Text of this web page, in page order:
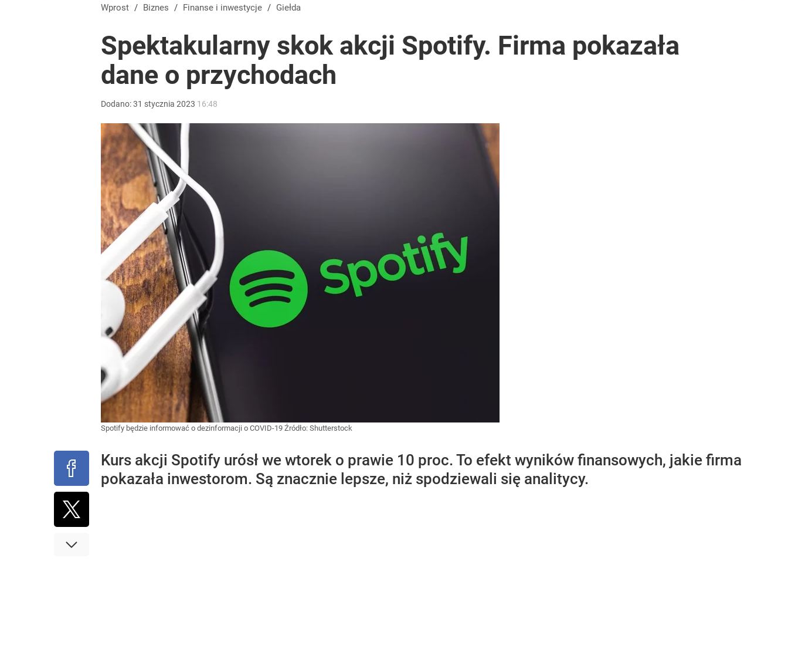
Wprost / Biznes / Finanse i inwestycje / Giełda
Spektakularny skok akcji Spotify. Firma pokazała
dane o przychodach
Dodano:31 stycznia 2023 16:48
Spotify będzie informować o dezinformacji o COVID-19 Źródło: Shutterstock
Kurs akcji Spotify urósł we wtorek o prawie 10 proc. To efekt wyników finansowych, jakie firma
pokazała inwestorom. Są znacznie lepsze, niż spodziewali się analitycy.